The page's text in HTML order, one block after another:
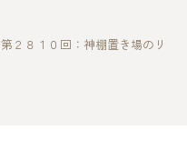
第２８１０回：神棚置き場のリ